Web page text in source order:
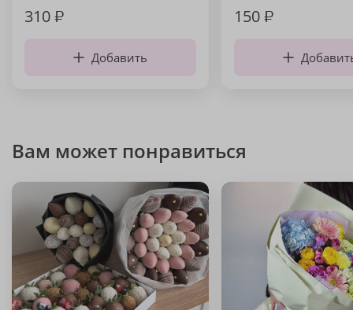
310₽
Добавить
150₽
Вам может понравиться